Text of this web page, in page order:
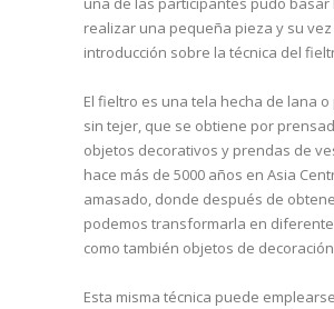
realizar una pequeña pieza y su
introducción sobre la técnica del
El fieltro es una tela hecha de lana
sin tejer, que se obtiene por
objetos decorativos y prendas de
hace más de 5000 años en Asia
amasado, donde después de
podemos transformarla en
como también objetos de
Esta misma técnica puede